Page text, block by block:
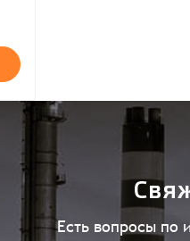
Есть вопросы по